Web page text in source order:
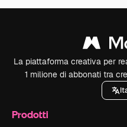
La piattaforma creativa per
1 milione di abbonati tra
Prodotti